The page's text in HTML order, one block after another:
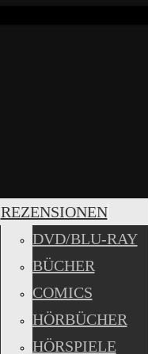
REZENSIONEN
DVD/BLU-RAY
BÜCHER
COMICS
HÖRBÜCHER
HÖRSPIELE